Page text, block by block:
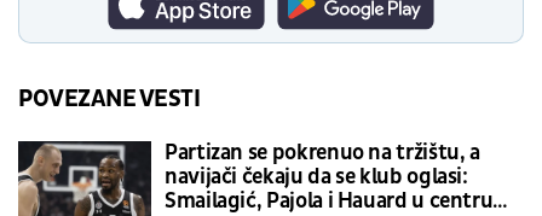
POVEZANE VESTI
Partizan se pokrenuo na tržištu, a
navijači čekaju da se klub oglasi:
Smailagić, Pajola i Hauard u centru